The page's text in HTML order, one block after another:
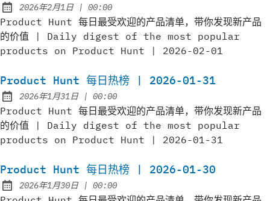
Published:
2026年2月1日| at
00:00
Product Hunt 每日最受欢迎的产品清单，带你发现新产品
的价值 | Daily digest of the most popular
products on Product Hunt | 2026-02-01
Product Hunt 每日热榜 | 2026-01-31
Published:
2026年1月31日| at
00:00
Product Hunt 每日最受欢迎的产品清单，带你发现新产品
的价值 | Daily digest of the most popular
products on Product Hunt | 2026-01-31
Product Hunt 每日热榜 | 2026-01-30
Published:
2026年1月30日| at
00:00